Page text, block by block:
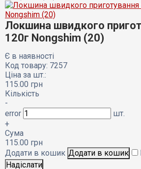
Локшина швидкого
120г Nongshim (20)
Є в наявності
Код товару: 7257
Ціна за шт.:
115.00 грн
Кількість
-
error
шт.
+
Сума
115.00 грн
Додати в кошик